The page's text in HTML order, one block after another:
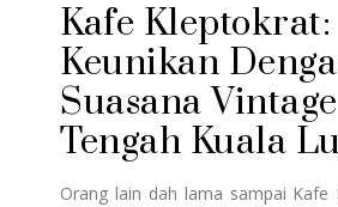
Kafe Kleptokrat:
Keunikan
Suasana
Tengah Kuala
Orang lain dah lama sampai Kafe